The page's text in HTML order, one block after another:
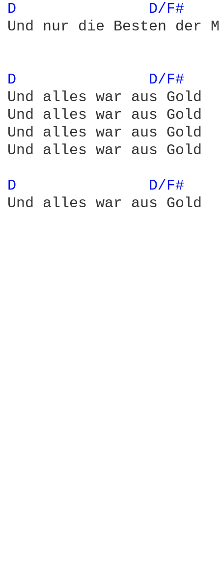
D
D/F#
Und nur die Besten der
D
D/F#
Und alles war aus Gold
Und alles war aus Gold
Und alles war aus Gold
Und alles war aus Gold
D
D/F#
Und alles war aus Gold